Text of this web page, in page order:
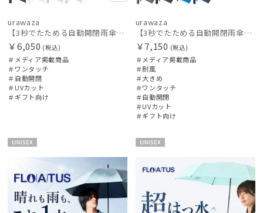
urawaza
【3秒でたためる自動開閉雨傘】urawaza 小町（ウラワザ）Auto plane50 ワンタッチ開閉
￥6,050 (税込)
＃メディア掲載商品
＃ワンタッチ
＃自動開閉
＃UVカット
＃ギフト向け
urawaza
【3秒でたためる自動開閉雨傘】urawaza 無双（ウラワザ）Auto58 ワンタッチ開閉 大きめ 耐風
￥7,150 (税込)
＃メディア掲載商品
＃耐風
＃大きめ
＃ワンタッチ
＃自動開閉
＃UVカット
＃ギフト向け